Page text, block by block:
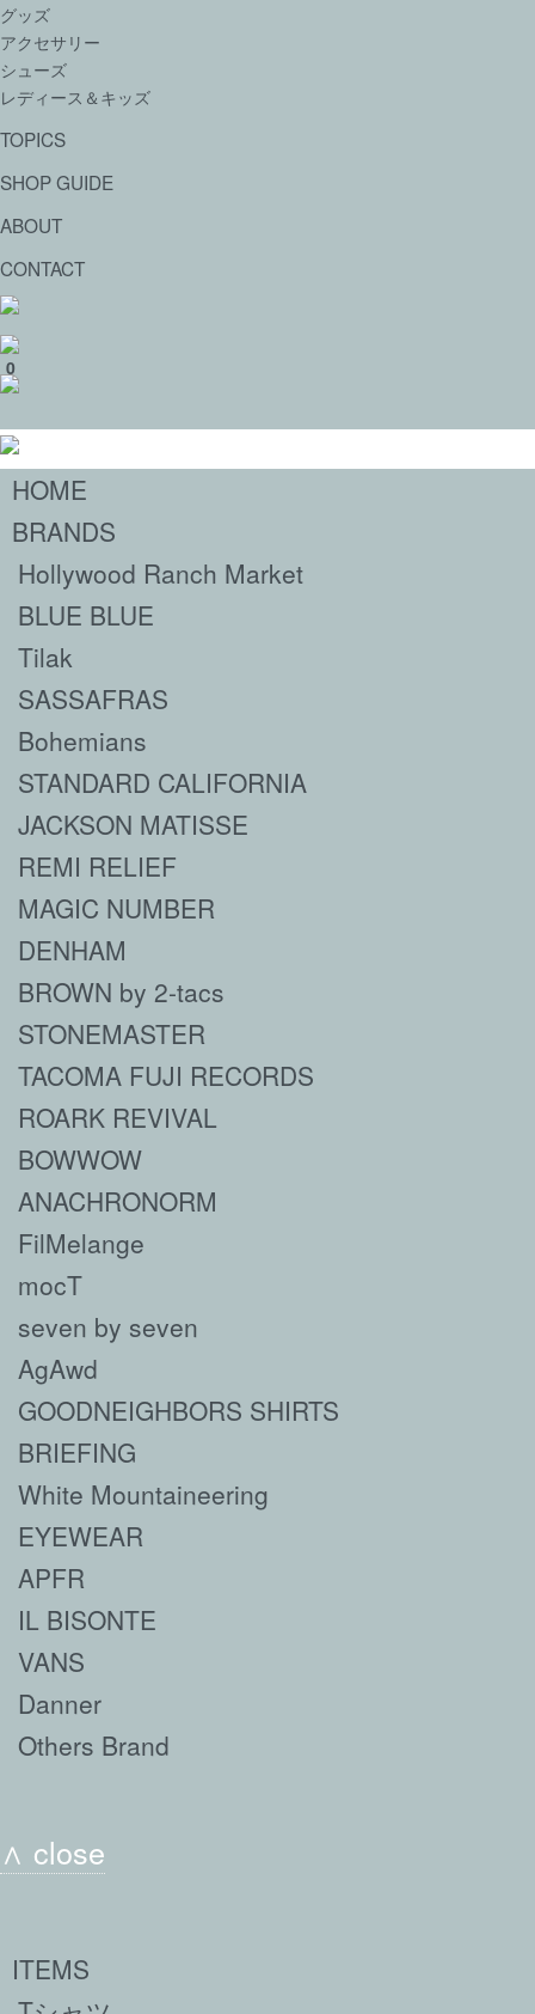
グッズ
アクセサリー
シューズ
レディース＆キッズ
TOPICS
SHOP GUIDE
ABOUT
CONTACT
0
HOME
BRANDS
Hollywood Ranch Market
BLUE BLUE
Tilak
SASSAFRAS
Bohemians
STANDARD CALIFORNIA
JACKSON MATISSE
REMI RELIEF
MAGIC NUMBER
DENHAM
BROWN by 2-tacs
STONEMASTER
TACOMA FUJI RECORDS
ROARK REVIVAL
BOWWOW
ANACHRONORM
FilMelange
mocT
seven by seven
AgAwd
GOODNEIGHBORS SHIRTS
BRIEFING
White Mountaineering
EYEWEAR
APFR
IL BISONTE
VANS
Danner
Others Brand
∧ close
ITEMS